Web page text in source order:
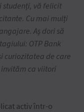
studenți, vă felicit
Cu mai mulți
Aș dori să
OTP Bank
curiozitatea de care
ca viitori
activ într-o